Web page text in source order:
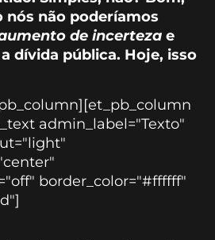
não poderíamos
de incerteza e
dívida pública. Hoje, isso
admin_label="Texto"
border_color="#ffffff"